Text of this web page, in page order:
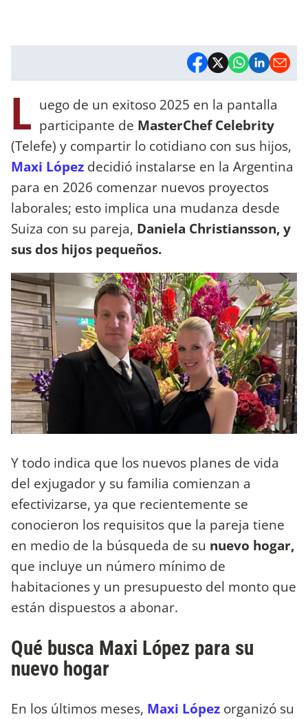
L uego de un exitoso 2025 en la pantalla
participante de MasterChef Celebrity
(Telefe) y compartir lo cotidiano con sus hijos,
Maxi López decidió instalarse en la Argentina
para en 2026 comenzar nuevos proyectos
laborales; esto implica una mudanza desde
Suiza con su pareja, Daniela Christiansson, y
sus dos hijos pequeños.
Y todo indica que los nuevos planes de vida
del exjugador y su familia comienzan a
efectivizarse, ya que recientemente se
conocieron los requisitos que la pareja tiene
en medio de la búsqueda de su nuevo hogar,
que incluye un número mínimo de
habitaciones y un presupuesto del monto que
están dispuestos a abonar.
Qué busca Maxi López para su
nuevo hogar
En los últimos meses, Maxi López organizó su